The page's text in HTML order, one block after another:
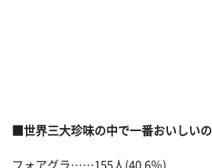
■世界三大珍味の中で一番おいしい
フォアグラ……155人(40.6％)